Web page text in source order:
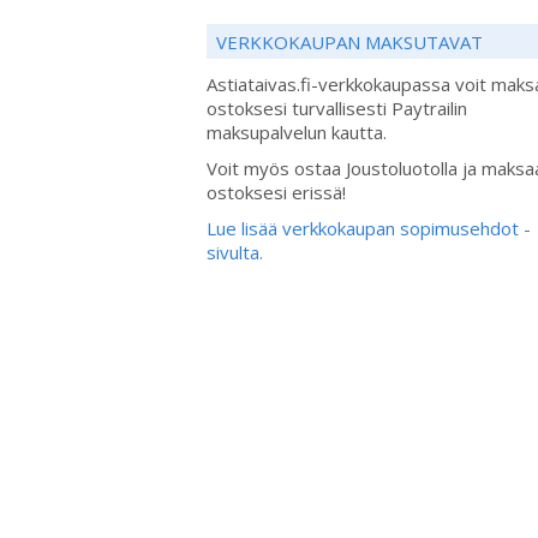
VERKKOKAUPAN MAKSUTAVAT
Astiataivas.fi-verkkokaupassa voit
ostoksesi turvallisesti Paytrailin
maksupalvelun kautta.
Voit myös ostaa Joustoluotolla ja
ostoksesi erissä!
Lue lisää verkkokaupan sopimusehdot -
sivulta.